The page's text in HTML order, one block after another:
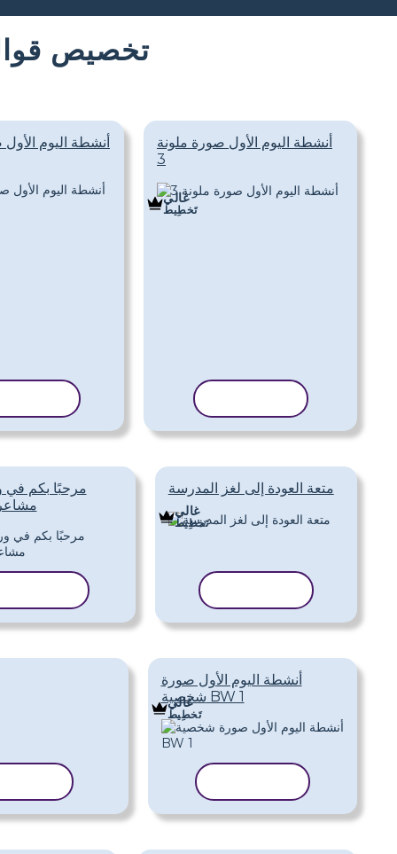
تخصيص
أنشطة اليوم
أنشطة اليوم الأول صورة ملونة
3
غالي
تَخطِيط
مرحبًا بكم
متعة العودة إلى لغز المدرسة
غالي
تَخطِيط
أنشطة اليوم الأول صورة
شخصية BW 1
غالي
تَخطِيط